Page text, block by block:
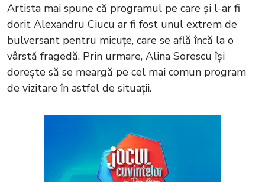
Artista mai spune că programul pe care și l-ar fi
dorit Alexandru Ciucu ar fi fost unul extrem de
bulversant pentru micuțe, care se află încă la o
vârstă fragedă. Prin urmare, Alina Sorescu își
dorește să se meargă pe cel mai comun program
de vizitare în astfel de situații.